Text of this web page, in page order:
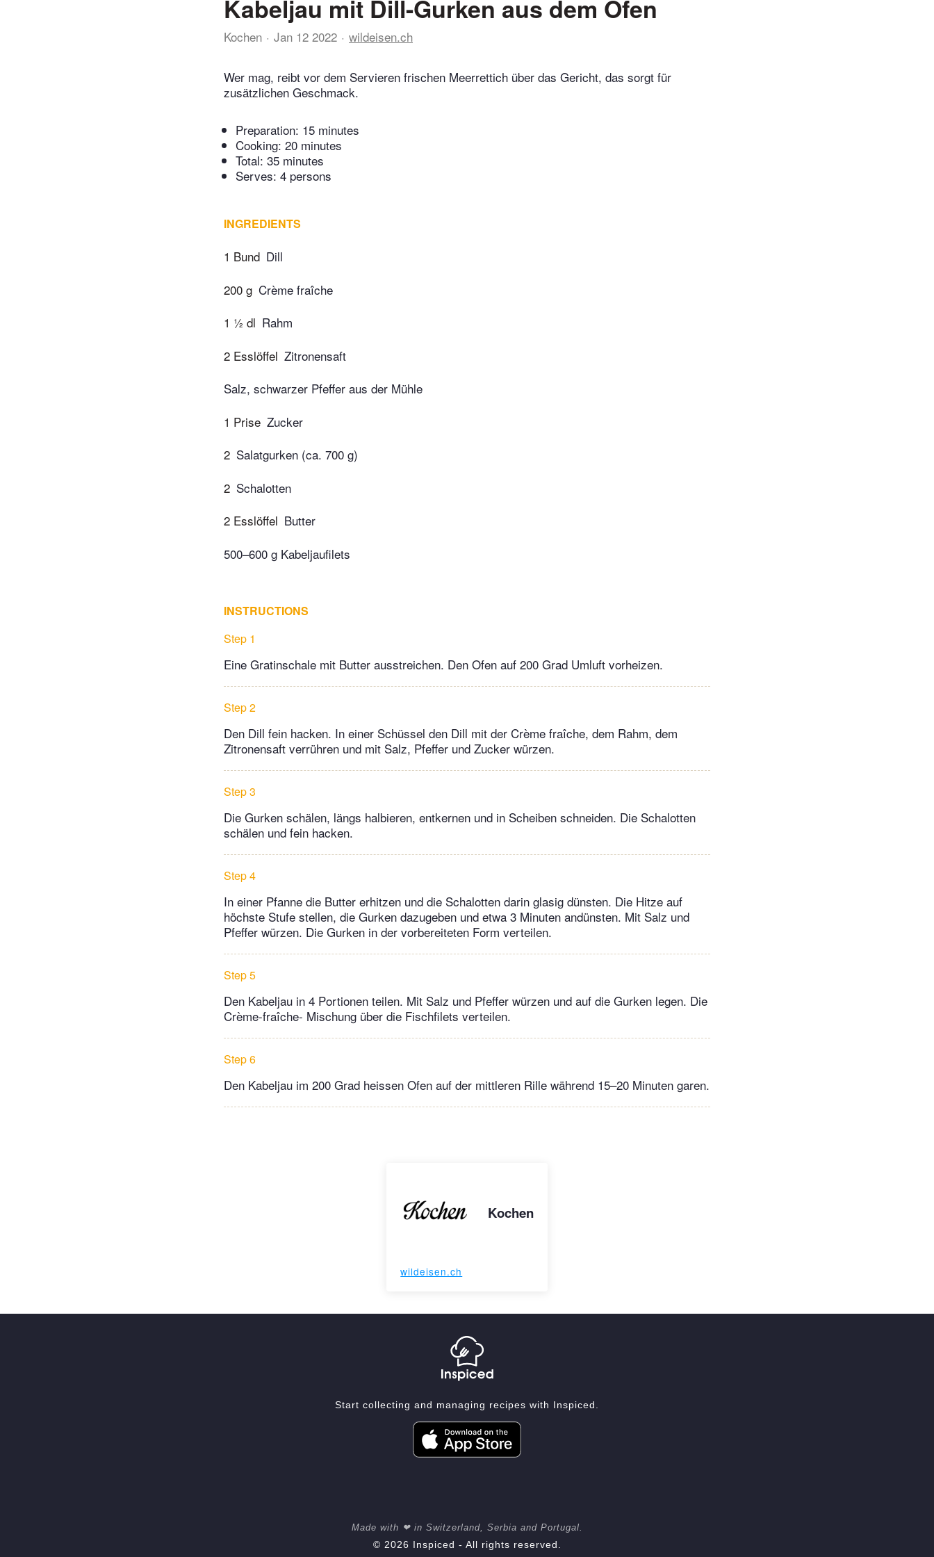
Kabeljau mit Dill-Gurken aus dem Ofen
Kochen Jan 12 2022 wildeisen.ch
Wer mag, reibt vor dem Servieren frischen Meerrettich über das Gericht, das sorgt für
zusätzlichen Geschmack.
Preparation: 15 minutes
Cooking: 20 minutes
Total: 35 minutes
Serves: 4 persons
INGREDIENTS
1 Bund Dill
200 g Crème fraîche
1 ½ dl Rahm
2 Esslöffel Zitronensaft
Salz, schwarzer Pfeffer aus der Mühle
1 Prise Zucker
2 Salatgurken (ca. 700 g)
2 Schalotten
2 Esslöffel Butter
500–600 g Kabeljaufilets
INSTRUCTIONS
Step 1
Eine Gratinschale mit Butter ausstreichen. Den Ofen auf 200 Grad Umluft vorheizen.
Step 2
Den Dill fein hacken. In einer Schüssel den Dill mit der Crème fraîche, dem Rahm, dem
Zitronensaft verrühren und mit Salz, Pfeffer und Zucker würzen.
Step 3
Die Gurken schälen, längs halbieren, entkernen und in Scheiben schneiden. Die Schalotten
schälen und fein hacken.
Step 4
In einer Pfanne die Butter erhitzen und die Schalotten darin glasig dünsten. Die Hitze auf
höchste Stufe stellen, die Gurken dazugeben und etwa 3 Minuten andünsten. Mit Salz und
Pfeffer würzen. Die Gurken in der vorbereiteten Form verteilen.
Step 5
Den Kabeljau in 4 Portionen teilen. Mit Salz und Pfeffer würzen und auf die Gurken legen. Die
Crème-fraîche- Mischung über die Fischfilets verteilen.
Step 6
Den Kabeljau im 200 Grad heissen Ofen auf der mittleren Rille während 15–20 Minuten garen.
Kochen
wildeisen.ch
Start collecting and managing recipes with Inspiced.
Made with ❤ in Switzerland, Serbia and Portugal.
© 2026 Inspiced - All rights reserved.